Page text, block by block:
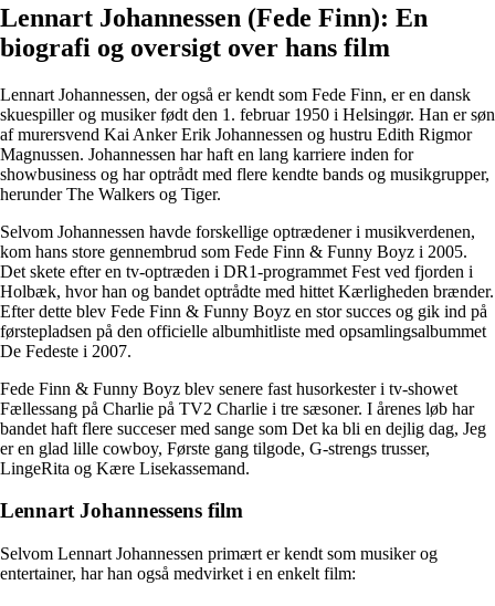
Lennart Johannessen (Fede Finn): En
biografi og oversigt over hans film
Lennart Johannessen, der også er kendt som Fede Finn, er en dansk
skuespiller og musiker født den 1. februar 1950 i Helsingør. Han er søn
af murersvend Kai Anker Erik Johannessen og hustru Edith Rigmor
Magnussen. Johannessen har haft en lang karriere inden for
showbusiness og har optrådt med flere kendte bands og musikgrupper,
herunder The Walkers og Tiger.
Selvom Johannessen havde forskellige optrædener i musikverdenen,
kom hans store gennembrud som Fede Finn & Funny Boyz i 2005.
Det skete efter en tv-optræden i DR1-programmet Fest ved fjorden i
Holbæk, hvor han og bandet optrådte med hittet Kærligheden brænder.
Efter dette blev Fede Finn & Funny Boyz en stor succes og gik ind på
førstepladsen på den officielle albumhitliste med opsamlingsalbummet
De Fedeste i 2007.
Fede Finn & Funny Boyz blev senere fast husorkester i tv-showet
Fællessang på Charlie på TV2 Charlie i tre sæsoner. I årenes løb har
bandet haft flere succeser med sange som Det ka bli en dejlig dag, Jeg
er en glad lille cowboy, Første gang tilgode, G-strengs trusser,
LingeRita og Kære Lisekassemand.
Lennart Johannessens film
Selvom Lennart Johannessen primært er kendt som musiker og
entertainer, har han også medvirket i en enkelt film: